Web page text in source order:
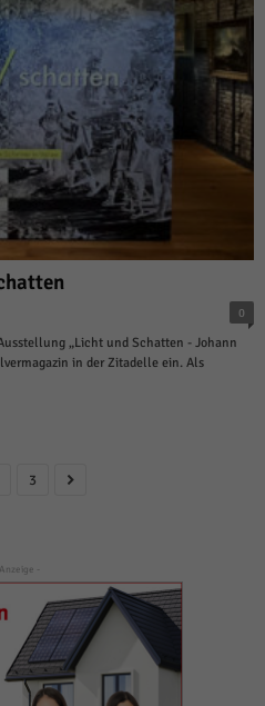
0
„Licht und Schatten - Johann
in der Zitadelle ein. Als
3
-